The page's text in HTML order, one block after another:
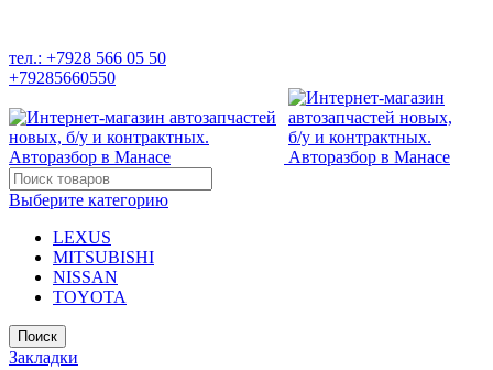
тел.: +7928 566 05 50
+79285660550
Выберите категорию
LEXUS
MITSUBISHI
NISSAN
TOYOTA
Поиск
Закладки